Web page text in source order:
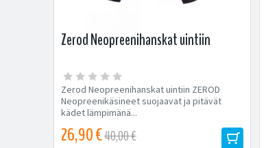
Zerod Neopreenihanskat uintiin
Zerod Neopreenihanskat uintiin ZEROD
Neopreenikäsineet suojaavat ja pitävät
kädet lämpimänä...
26,90 €40,00 €